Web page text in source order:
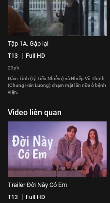
Tập 1A. Gặp lại
T13 Full HD
23ph
Đàm Tĩnh (Lý Tiểu Nhiễm) và Nhiếp Vũ Thịnh
(Chung Hán Lương) chạm mặt lần nữa ở bệnh
viện.
Video liên quan
Trailer Đời Này Có Em
T13 Full HD